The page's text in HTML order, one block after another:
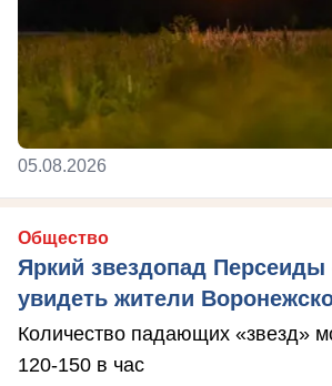
05.08.2026
Общество
Яркий звездопад Персеиды
увидеть жители
Количество падающих «звезд»
120-150 в час